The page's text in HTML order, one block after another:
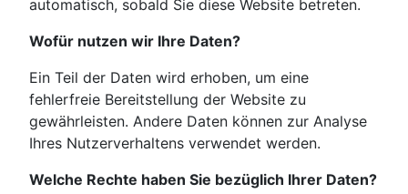
automatisch, sobald Sie diese Website betreten.
Wofür nutzen wir Ihre Daten?
Ein Teil der Daten wird erhoben, um eine
fehlerfreie Bereitstellung der Website zu
gewährleisten. Andere Daten können zur Analyse
Ihres Nutzerverhaltens verwendet werden.
Welche Rechte haben Sie bezüglich Ihrer Daten?